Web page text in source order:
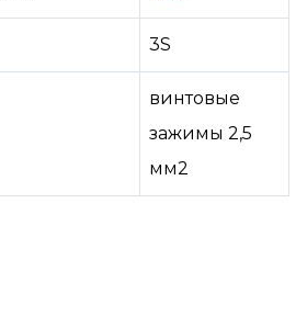
3S
винтовые
зажимы 2,5
мм2